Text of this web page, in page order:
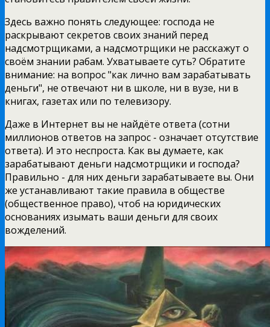
Здесь важно понять следующее: господа не
раскрывают секретов своих знаний перед
надсмотрщиками, а надсмотрщики не расскажут о
своём знании рабам. Ухватываете суть? Обратите
внимание: на вопрос "как лично вам зарабатывать
деньги", не отвечают ни в школе, ни в вузе, ни в
книгах, газетах или по телевизору.
Даже в Интернет вы не найдёте ответа (сотни
миллионов ответов на запрос - означает отсутствие
ответа). И это неспроста. Как вы думаете, как
зарабатывают деньги надсмотрщики и господа?
Правильно - для них деньги зарабатываете вы. Они
же устанавливают такие правила в обществе
(общественное право), чтоб на юридических
основаниях изымать ваши деньги для своих
вожделений.